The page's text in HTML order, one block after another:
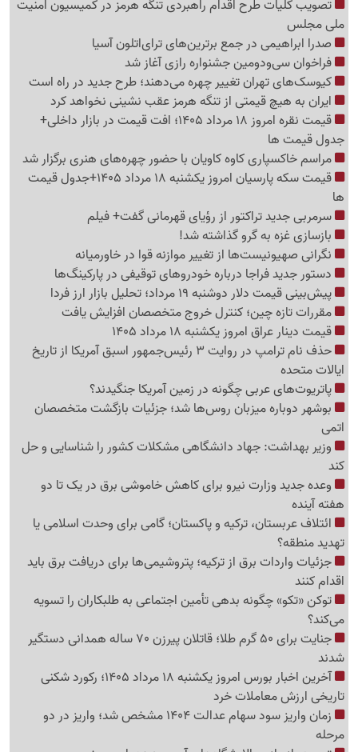
تصویب کلیات طرح اقدام راهبردی تنگه هرمز در کمیسیون امنیت
ملی مجلس
صدرا ابراهیمی در جمع برترین‌های ترای‌اتلون آسیا
فراخوان سی‌ودومین جشنواره رازی آغاز شد
کیوسک‌های تهران تغییر چهره می‌دهند؛ طرح جدید در راه است
ایران به هیچ قیمتی از تنگه هرمز عقب نشینی نخواهد کرد
قیمت نقره امروز 18 مرداد 1405؛ افت قیمت در بازار داخلی+
جدول قیمت ها
مراسم خاکسپاری کاوه کاویان با حضور چهره‌های هنری برگزار شد
قیمت سکه پارسیان امروز یکشنبه 18 مرداد 1405+جدول قیمت
ها
سرمربی جدید تراکتور از رؤیای قهرمانی گفت+ فیلم
بازسازی غزه به گرو گذاشته شد!
نگرانی صهیونیست‌ها از تغییر موازنه قوا در خاورمیانه
دستور جدید فراجا درباره خودروهای توقیفی در پارکینگ‌ها
پیش‌بینی قیمت دلار دوشنبه 19 مرداد؛ تحلیل بازار ارز فردا
مقررات تازه چین؛ کنترل خروج متخصصان افزایش یافت
قیمت دینار عراق امروز یکشنبه 18 مرداد 1405
حذف نام ترامپ در روایت 3 رئیس‌جمهور اسبق آمریکا از تاریخ
ایالات متحده
پاتریوت‌های عربی چگونه در زمین آمریکا جنگیدند؟
بوشهر دوباره میزبان روس‌ها شد؛ جزئیات بازگشت متخصصان
اتمی
وزیر بهداشت: جهاد دانشگاهی مشکلات کشور را شناسایی و حل
کند
وعده جدید وزارت نیرو برای کاهش خاموشی برق در یک تا دو
هفته آینده
ائتلاف عربستان، ترکیه و پاکستان؛ گامی برای وحدت اسلامی یا
تهدید منطقه؟
جزئیات واردات برق از ترکیه؛ پتروشیمی‌ها برای دریافت برق باید
اقدام کنند
توکن «تکو» چگونه بدهی تأمین اجتماعی به طلبکاران را تسویه
می‌کند؟
جنایت برای 50 گرم طلا؛ قاتلان پیرزن 70 ساله همدانی دستگیر
شدند
آخرین اخبار بورس امروز یکشنبه 18 مرداد 1405؛ رکورد شکنی
تاریخی ارزش معاملات خرد
زمان واریز سود سهام عدالت 1404 مشخص شد؛ واریز در دو
مرحله